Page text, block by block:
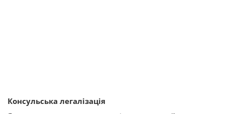
Консульська легалізація